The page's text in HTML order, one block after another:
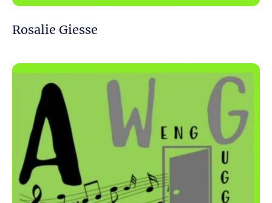
Rosalie Giesse